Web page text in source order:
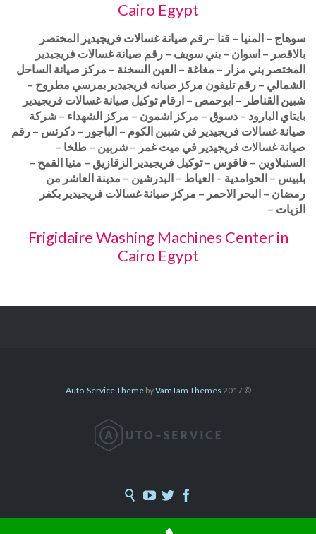
Cairo Egypt
سوهاج – المنيا – قنا –رقم صيانة غسالات فريجيدير المختصر
بالاقصر – اسوان – بني سويف – رقم صيانة غسالات فريجيدير
المختصر بني مزار – مغاغة – العين السخنة – مركز صيانة الساحل
الشمالي – رقم تليفون مركز صيانه فريجيدير بمرسي مطروح –
شبين القناطر – ابوحمص – ارقام توكيل صيانة غسالات فريجيدير
بايتاي البارود – دسوق – مركز اشمون – مركز الشهداء – شركة
صيانة غسالات فريجيدير في شبين الكوم – الباجور – دكرنس – رقم
صيانة غسالات فريجيدير في ميت غمر – شربين – طلخا –
السنبلاوين – فاقوس – توكيل فريجيدير الزقازيق – منيا القمح –
بلبيس – الحوامدية – العياط – البدرشين – مدينة العاشر من
رمضان – البحر الاحمر – مركز صيانة غسالات فريجيدير بكفر
الزيات –
Frigidaire Washing Machines Center in
Cairo Egypt
© 2017
Auto-Service ThemebyVamTam Themes



